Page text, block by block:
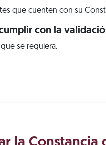
que cuenten con su
con la
se requiera.